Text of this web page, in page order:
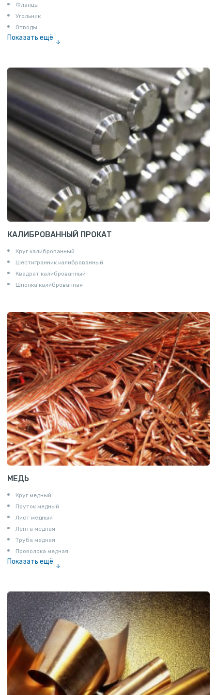
Фланцы
Угольник
Отводы
Показать ещё
Соединение «американка»
Штуцеры
Сгоны
Удлинители для труб
Крестовины
Контргайки
КАЛИБРОВАННЫЙ ПРОКАТ
Круг калиброванный
Шестигранник калиброванный
Квадрат калиброванный
Шпонка калиброванная
МЕДЬ
Круг медный
Пруток медный
Лист медный
Лента медная
Труба медная
Проволока медная
Показать ещё